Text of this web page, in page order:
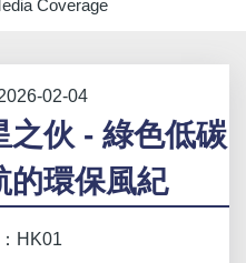
Coverage
02-04
之伙 - 綠色低碳
的環保風紀
HK01